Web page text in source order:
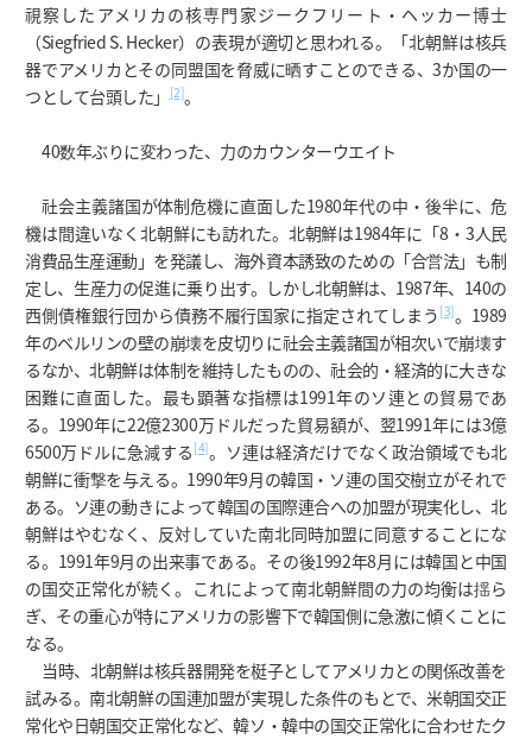
視察したアメリカの核専門家ジークフリート・ヘッカー博士
（Siegfried S. Hecker）の表現が適切と思われる。「北朝鮮は核兵
器でアメリカとその同盟国を脅威に晒すことのできる、3か国の一
つとして台頭した」[2]。
40数年ぶりに変わった、力のカウンターウエイト
社会主義諸国が体制危機に直面した1980年代の中・後半に、危
機は間違いなく北朝鮮にも訪れた。北朝鮮は1984年に「8・3人民
消費品生産運動」を発議し、海外資本誘致のための「合営法」も制
定し、生産力の促進に乗り出す。しかし北朝鮮は、1987年、140の
西側債権銀行団から債務不履行国家に指定されてしまう [3]。1989
年のベルリンの壁の崩壊を皮切りに社会主義諸国が相次いで崩壊す
るなか、北朝鮮は体制を維持したものの、社会的・経済的に大きな
困難に直面した。最も顕著な指標は1991年のソ連との貿易であ
る。1990年に22億2300万ドルだった貿易額が、翌1991年には3億
6500万ドルに急減する [4]。ソ連は経済だけでなく政治領域でも北
朝鮮に衝撃を与える。1990年9月の韓国・ソ連の国交樹立がそれで
ある。ソ連の動きによって韓国の国際連合への加盟が現実化し、北
朝鮮はやむなく、反対していた南北同時加盟に同意することにな
る。1991年9月の出来事である。その後1992年8月には韓国と中国
の国交正常化が続く。これによって南北朝鮮間の力の均衡は揺ら
ぎ、その重心が特にアメリカの影響下で韓国側に急激に傾くことに
なる。
当時、北朝鮮は核兵器開発を梃子としてアメリカとの関係改善を
試みる。南北朝鮮の国連加盟が実現した条件のもとで、米朝国交正
常化や日朝国交正常化など、韓ソ・韓中の国交正常化に合わせたク